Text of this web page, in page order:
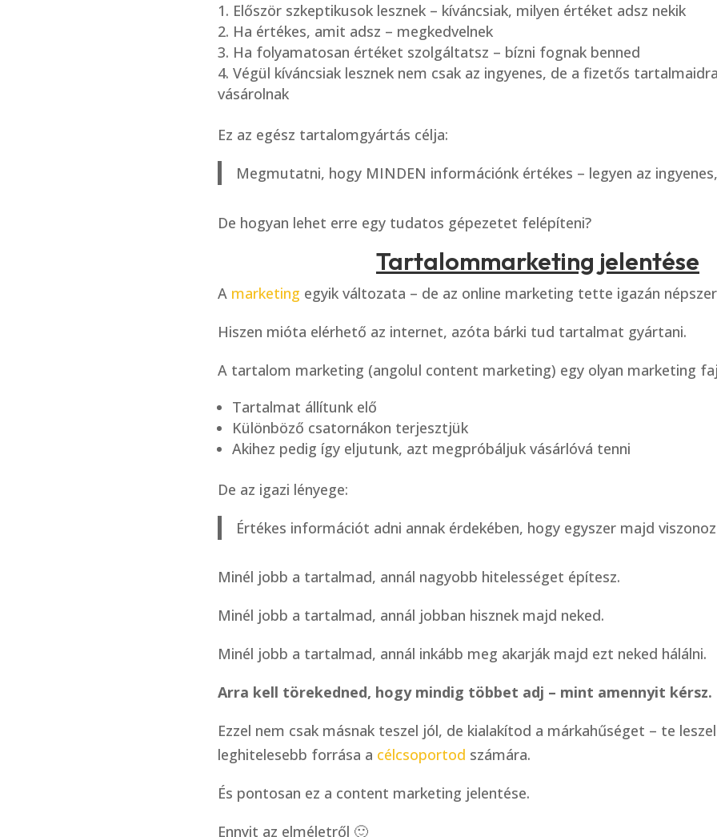
Először szkeptikusok lesznek – kíváncsiak, milyen értéket adsz nekik
Ha értékes, amit adsz – megkedvelnek
Ha folyamatosan értéket szolgáltatsz – bízni fognak benned
Végül kíváncsiak lesznek nem csak az ingyenes, de a fizetős
vásárolnak
Ez az egész tartalomgyártás célja:
Megmutatni, hogy MINDEN információnk értékes – legyen az
De hogyan lehet erre egy tudatos gépezetet felépíteni?
Tartalommarketing jelentése
A marketing egyik változata – de az online marketing tette igazán
Hiszen mióta elérhető az internet, azóta bárki tud tartalmat gyártani.
A tartalom marketing (angolul content marketing) egy olyan marketing
Tartalmat állítunk elő
Különböző csatornákon terjesztjük
Akihez pedig így eljutunk, azt megpróbáljuk vásárlóvá tenni
De az igazi lényege:
Értékes információt adni annak érdekében, hogy egyszer majd
Minél jobb a tartalmad, annál nagyobb hitelességet építesz.
Minél jobb a tartalmad, annál jobban hisznek majd neked.
Minél jobb a tartalmad, annál inkább meg akarják majd ezt neked hálálni.
Arra kell törekedned, hogy mindig többet adj – mint amennyit kérsz.
Ezzel nem csak másnak teszel jól, de kialakítod a márkahűséget – te
leghitelesebb forrása a célcsoportod számára.
És pontosan ez a content marketing jelentése.
Ennyit az elméletről 🙂